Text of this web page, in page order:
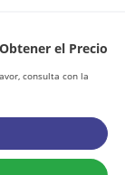
el Precio
consulta con la